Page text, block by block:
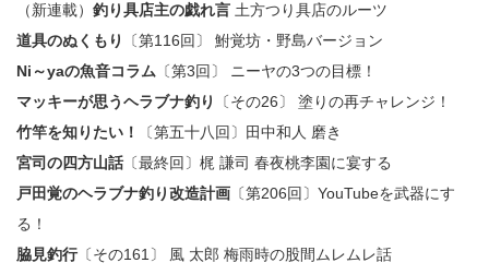
（新連載） 釣り具店主の戯れ言 土方つり具店のルーツ
道具のぬくもり
〔第116回〕 鮒覚坊・野島バージョン
Ni～yaの魚音コラム 〔第3回〕 ニーヤの3つの目標！
マッキーが思うヘラブナ釣り
〔その26〕 塗りの再チャレンジ！
竹竿を知りたい！
〔第五十八回〕田中和人 磨き
宮司の四方山話〔最終回〕梶 謙司 春夜桃李園に宴する
戸田覚のヘラブナ釣り改造計画 〔第206回〕YouTubeを武器にす
る！
脇見釣行〔その161〕 風 太郎 梅雨時の股間ムレムレ話